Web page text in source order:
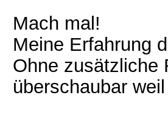
Mach mal!
Meine Erfahrung
Ohne zusätzliche
überschaubar